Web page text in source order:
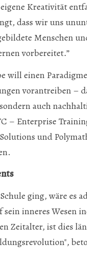
Kreativität
dass wir uns
Menschen
vorbereitet.”
will einen
vorantreiben –
auch
– Enterprise
und
ging, wäre es
sein inneres
Zeitalter, ist dies